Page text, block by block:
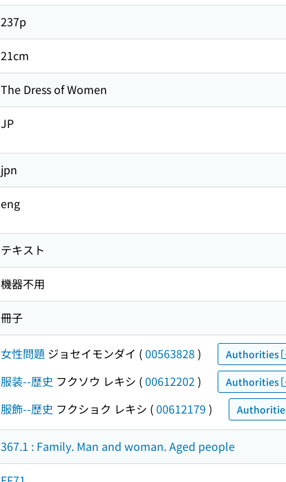
237p
21cm
The Dress of Women
JP
jpn
eng
テキスト
機器不用
冊子
女性問題 ジョセイモンダイ (00563828 ) Authorities
服装--歴史 フクソウ レキシ (00612202 ) Authorities
服飾--歴史 フクショク レキシ (00612179 )
367.1 : Family. Man and woman. Aged people